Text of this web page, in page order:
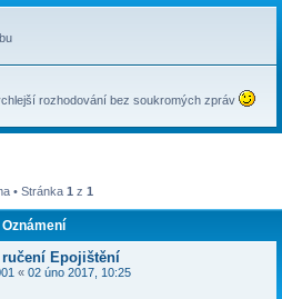
rozhodování bez soukromých zpráv
• Stránka 1 z 1
Oznámení
Epojištění
« 02 úno 2017, 10:25